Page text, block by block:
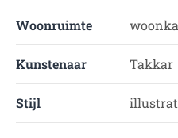
Woonruimte
Kunstenaar Takkar
Stijl